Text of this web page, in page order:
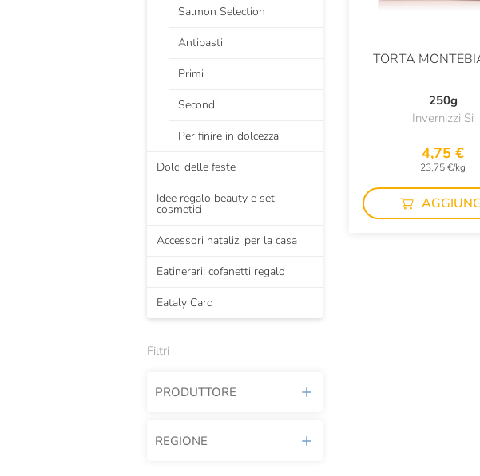
Salmon Selection
Antipasti
Primi
Secondi
Per finire in dolcezza
Dolci delle feste
Idee regalo beauty e set
cosmetici
Accessori natalizi per la casa
Eatinerari: cofanetti regalo
Eataly Card
Filtri
PRODUTTORE
Acquerello
REGIONE
TORTA
250g
Invernizzi Si
4,75 €
23,75 €/kg